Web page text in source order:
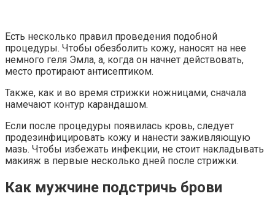
Есть несколько правил проведения подобной
процедуры. Чтобы обезболить кожу, наносят на нее
немного геля Эмла, а, когда он начнет действовать,
место протирают антисептиком.
Также, как и во время стрижки ножницами, сначала
намечают контур карандашом.
Если после процедуры появилась кровь, следует
продезинфицировать кожу и нанести заживляющую
мазь. Чтобы избежать инфекции, не стоит накладывать
макияж в первые несколько дней после стрижки.
Как мужчине подстричь брови